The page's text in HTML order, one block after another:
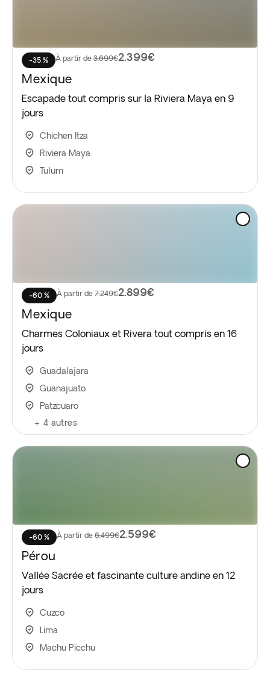
-35 % À partir de 3.699€2.399€
Mexique
Escapade tout compris sur la Riviera Maya en 9
jours
Chichen Itza
Riviera Maya
Tulum
-60 % À partir de 7.249€2.899€
Mexique
Charmes Coloniaux et Rivera tout compris en 16
jours
Guadalajara
Guanajuato
Patzcuaro
+ 4 autres
-60 % À partir de 6.499€2.599€
Pérou
Vallée Sacrée et fascinante culture andine en 12
jours
Cuzco
Lima
Machu Picchu